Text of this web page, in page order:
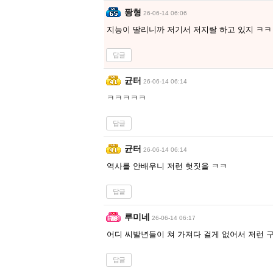
퐝형 26-06-14 06:06
지능이 딸리니까 저기서 저지랄 하고 있지 ㅋㅋ
답글
균터 26-06-14 06:14
ㅋㅋㅋㅋㅋ
답글
균터 26-06-14 06:14
역사를 안배우니 저런 헛짓을 ㅋㅋ
답글
루미네 26-06-14 06:17
어디 씨발년들이 쳐 가져다 걸게 없어서 저런
답글